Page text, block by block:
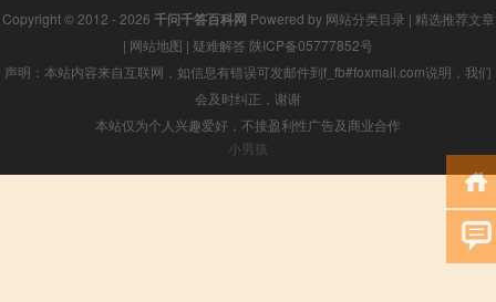
Copyright © 2012 - 2026 千问千答百科网 Powered by 网站分类目录 | 精选推荐文章
| 网站地图 | 疑难解答 陕ICP备05777852号
声明：本站内容来自互联网，如信息有错误可发邮件到f_fb#foxmail.com说明，我们
会及时纠正，谢谢
本站仅为个人兴趣爱好，不接盈利性广告及商业合作
小男孩